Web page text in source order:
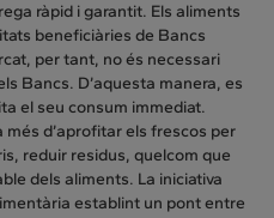
ràpid i garantit. Els aliments
beneficiàries de Bancs
per tant, no és necessari
Bancs. D’aquesta manera, es
el seu consum immediat.
d’aprofitar els frescos per
reduir residus, quelcom que
dels aliments. La iniciativa
establint un pont entre